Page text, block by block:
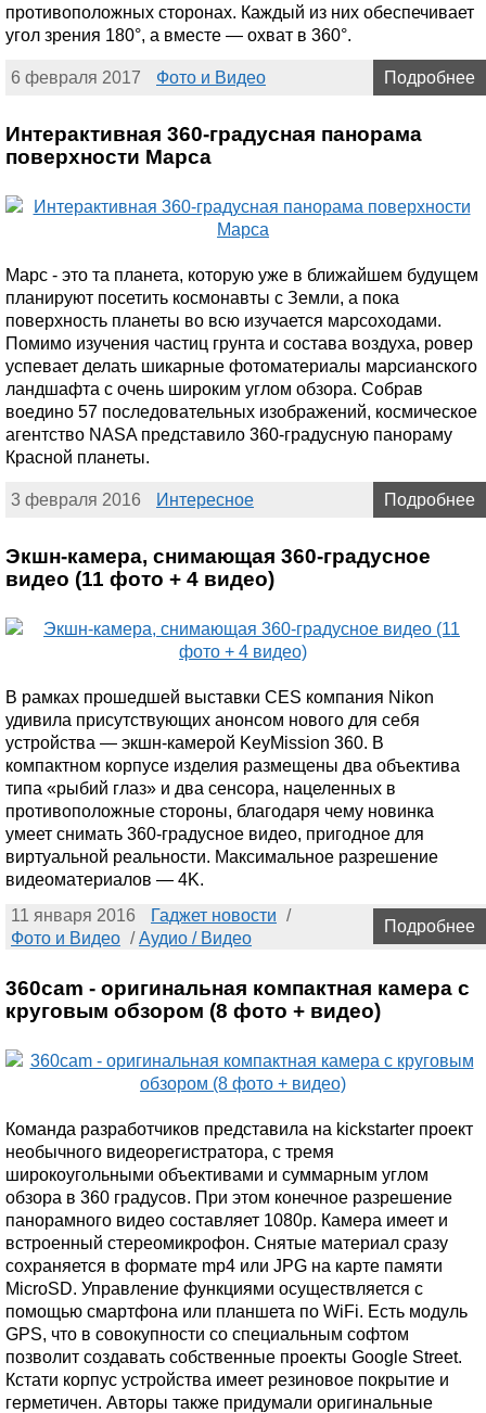
противоположных сторонах. Каждый из них обеспечивает
угол зрения 180°, а вместе — охват в 360°.
6 февраля 2017 Фото и Видео Подробнее
Интерактивная 360-градусная панорама
поверхности Марса
Марс - это та планета, которую уже в ближайшем будущем
планируют посетить космонавты с Земли, а пока
поверхность планеты во всю изучается марсоходами.
Помимо изучения частиц грунта и состава воздуха, ровер
успевает делать шикарные фотоматериалы марсианского
ландшафта с очень широким углом обзора. Собрав
воедино 57 последовательных изображений, космическое
агентство NASA представило 360-градусную панораму
Красной планеты.
3 февраля 2016 Интересное Подробнее
Экшн-камера, снимающая 360-градусное
видео (11 фото + 4 видео)
В рамках прошедшей выставки CES компания Nikon
удивила присутствующих анонсом нового для себя
устройства — экшн-камерой KeyMission 360. В
компактном корпусе изделия размещены два объектива
типа «рыбий глаз» и два сенсора, нацеленных в
противоположные стороны, благодаря чему новинка
умеет снимать 360-градусное видео, пригодное для
виртуальной реальности. Максимальное разрешение
видеоматериалов — 4K.
11 января 2016
Гаджет новости /
Фото и Видео /Аудио / Видео
Подробнее
360cam - оригинальная компактная камера с
круговым обзором (8 фото + видео)
Команда разработчиков представила на kickstarter проект
необычного видеорегистратора, с тремя
широкоугольными объективами и суммарным углом
обзора в 360 градусов. При этом конечное разрешение
панорамного видео составляет 1080p. Камера имеет и
встроенный стереомикрофон. Снятые материал сразу
сохраняется в формате mp4 или JPG на карте памяти
MicroSD. Управление функциями осуществляется с
помощью смартфона или планшета по WiFi. Есть модуль
GPS, что в совокупности со специальным софтом
позволит создавать собственные проекты Google Street.
Кстати корпус устройства имеет резиновое покрытие и
герметичен. Авторы также придумали оригинальные